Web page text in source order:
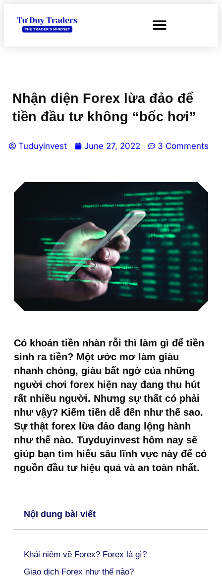
Nhận diện Forex lừa đảo để
tiền đầu tư không “bốc hơi”
Tuduyinvest June 27, 2022 3 Comments
Có khoản tiền nhàn rỗi thì làm gì để tiền
sinh ra tiền? Một ước mơ làm giàu
nhanh chóng, giàu bất ngờ của những
người chơi forex hiện nay đang thu hút
rất nhiều người. Nhưng sự thất có phải
như vậy? Kiếm tiền dễ đến như thế sao.
Sự thật forex lừa đảo đang lộng hành
như thế nào. Tuyduyinvest hôm nay sẽ
giúp bạn tìm hiểu sâu lĩnh vực này để có
nguồn đầu tư hiệu quả và an toàn nhất.
Nội dung bài viết
Khái niệm về Forex? Forex là gì?
Giao dịch Forex như thế nào?